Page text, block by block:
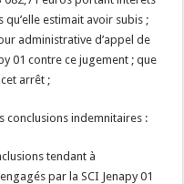
estimait avoir subis ;
administrative d’appel de
01 contre ce jugement ; que
arrêt ;
conclusions indemnitaires :
tendant à
par la SCI Jenapy 01